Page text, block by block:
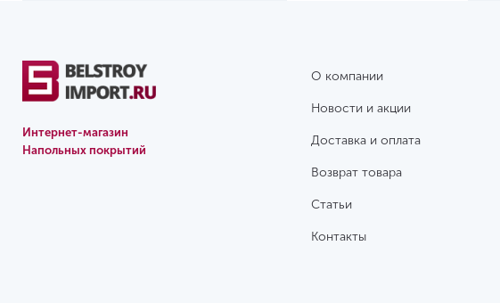
Интернет-магазин
Напольных покрытий
О компании
Новости и акции
Доставка и оплата
Возврат товара
Статьи
Контакты